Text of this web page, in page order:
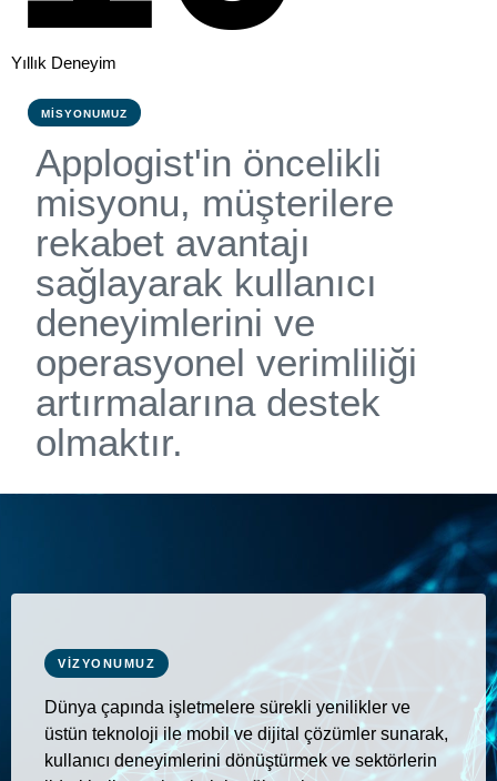
2
3
4
1
2
3
Yıllık Deneyim
MISYONUMUZ
Applogist'in öncelikli
misyonu, müşterilere
rekabet avantajı
sağlayarak kullanıcı
deneyimlerini ve
operasyonel verimliliği
artırmalarına destek
olmaktır.
VIZYONUMUZ
Dünya çapında işletmelere sürekli yenilikler ve
üstün teknoloji ile mobil ve dijital çözümler sunarak,
kullanıcı deneyimlerini dönüştürmek ve sektörlerin